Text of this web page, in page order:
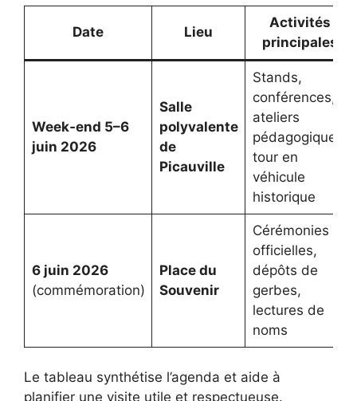
Date Lieu
Activités
principales
Week‑end 5–6
juin 2026
Salle
polyvalente
de
Picauville
Stands,
conférences,
ateliers
pédagogiques,
tour en
véhicule
historique
6 juin 2026
(commémoration)
Place du
Souvenir
Cérémonies
officielles,
dépôts de
gerbes,
lectures de
noms
Le tableau synthétise l’agenda et aide à
planifier une visite utile et respectueuse.